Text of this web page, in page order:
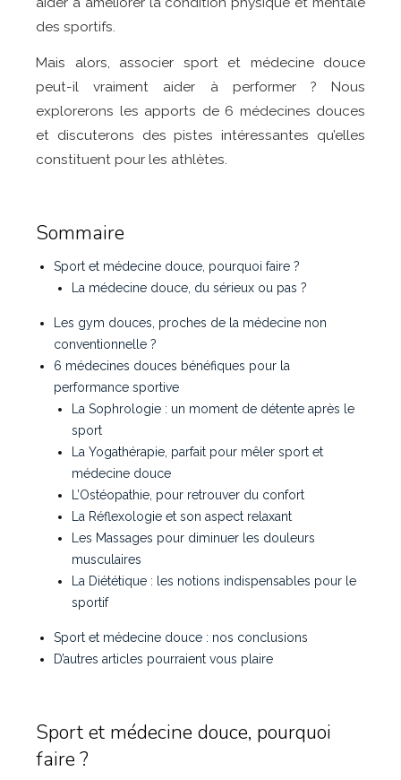
des sportifs.
Mais alors, associer sport et médecine douce
peut-il vraiment aider à performer ? Nous
explorerons les apports de 6 médecines douces
et discuterons des pistes intéressantes qu’elles
constituent pour les athlètes.
Sommaire
Sport et médecine douce, pourquoi faire ?
La médecine douce, du sérieux ou pas ?
Les gym douces, proches de la médecine non
conventionnelle ?
6 médecines douces bénéfiques pour la
performance sportive
La Sophrologie : un moment de détente après le
sport
La Yogathérapie, parfait pour mêler sport et
médecine douce
L’Ostéopathie, pour retrouver du confort
La Réflexologie et son aspect relaxant
Les Massages pour diminuer les douleurs
musculaires
La Diététique : les notions indispensables pour le
sportif
Sport et médecine douce : nos conclusions
D’autres articles pourraient vous plaire
Sport et médecine douce, pourquoi
faire ?